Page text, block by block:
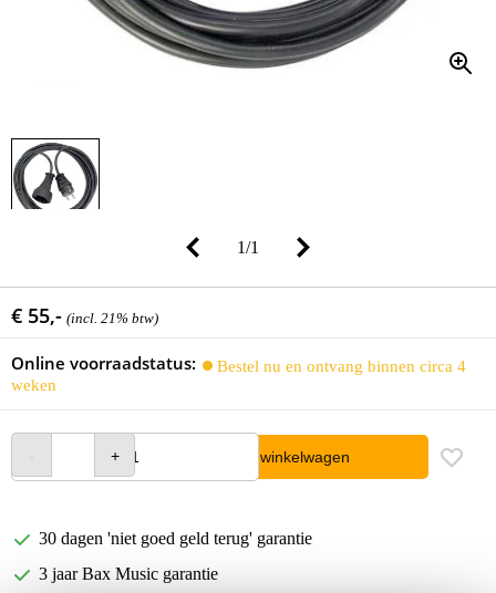
1/1
€ 55,- (incl. 21% btw)
Online voorraadstatus:
Bestel nu en ontvang binnen circa 4
weken
In winkelwagen
30 dagen 'niet goed geld terug' garantie
3 jaar Bax Music garantie